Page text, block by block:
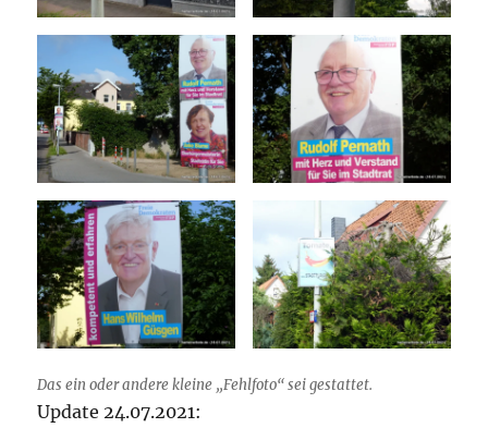
Das ein oder andere kleine „Fehlfoto“ sei gestattet.
Update 24.07.2021: